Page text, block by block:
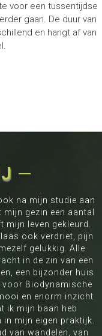
voor een tussentijdse
gaan. De duur van
en hangt af van
na mijn studie aan
gezin een aantal
mijn leven gekleurd.
ook verdriet, pijn
gelukkig. Alle
in de zin van een
een bijzonder huis
voor Biodynamische
en enorm inzicht
ik mijn baan heb
in mijn eigen praktijk.
van wandelen, van